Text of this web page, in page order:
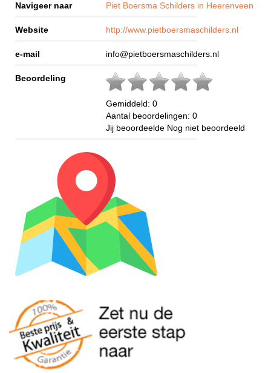
Navigeer naar Piet Boersma Schilders in Heerenveen
Website http://www.pietboersmaschilders.nl
e-mail info@pietboersmaschilders.nl
Beoordeling
Gemiddeld: 0
Aantal beoordelingen: 0
Jij beoordeelde Nog niet beoordeeld